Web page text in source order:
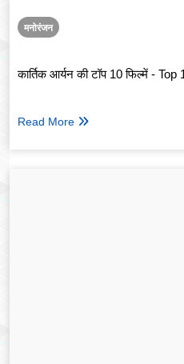
मनोरंजन
कार्तिक आर्यन की टॉप 10 फिल्में -
Read More